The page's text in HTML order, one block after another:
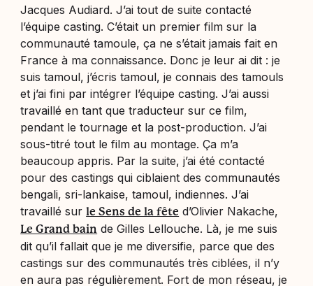
Jacques Audiard. J’ai tout de suite contacté
l’équipe casting. C’était un premier film sur la
communauté tamoule, ça ne s’était jamais fait en
France à ma connaissance. Donc je leur ai dit : je
suis tamoul, j’écris tamoul, je connais des tamouls
et j’ai fini par intégrer l’équipe casting. J’ai aussi
travaillé en tant que traducteur sur ce film,
pendant le tournage et la post-production. J’ai
sous-titré tout le film au montage. Ça m’a
beaucoup appris. Par la suite, j’ai été contacté
pour des castings qui ciblaient des communautés
bengali, sri-lankaise, tamoul, indiennes. J’ai
travaillé surle Sens de la fête d’Olivier Nakache,
Le Grand bain de Gilles Lellouche. Là, je me suis
dit qu’il fallait que je me diversifie, parce que des
castings sur des communautés très ciblées, il n’y
en aura pas régulièrement. Fort de mon réseau, je